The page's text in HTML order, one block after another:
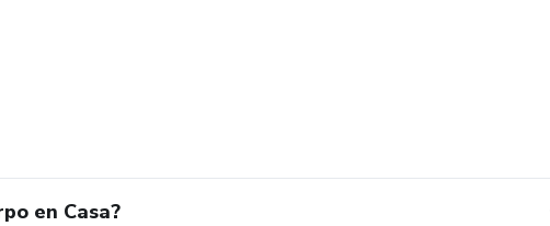
en Casa?